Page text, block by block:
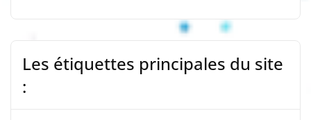
Les étiquettes principales du site
: